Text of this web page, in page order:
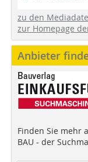
zu den
zur Homepage
Anbieter
Finden Sie mehr
BAU - der